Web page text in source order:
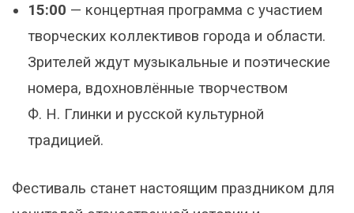
15:00 — концертная программа с участием
творческих коллективов города и области.
Зрителей ждут музыкальные и поэтические
номера, вдохновлённые творчеством
Ф. Н. Глинки и русской культурной
традицией.
Фестиваль станет настоящим праздником для